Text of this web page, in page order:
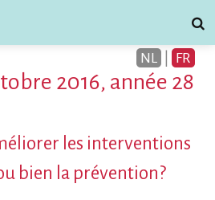
NL FR
2016, année 28
les interventions
bien la prévention?